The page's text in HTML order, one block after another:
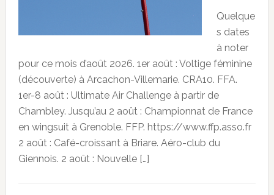
Quelque
s dates
à noter
pour ce mois d’août 2026. 1er août : Voltige féminine
(découverte) à Arcachon-Villemarie. CRA10. FFA.
1er-8 août : Ultimate Air Challenge à partir de
Chambley. Jusqu’au 2 août : Championnat de France
en wingsuit à Grenoble. FFP. https://www.ffp.asso.fr
2 août : Café-croissant à Briare. Aéro-club du
Giennois. 2 août : Nouvelle […]